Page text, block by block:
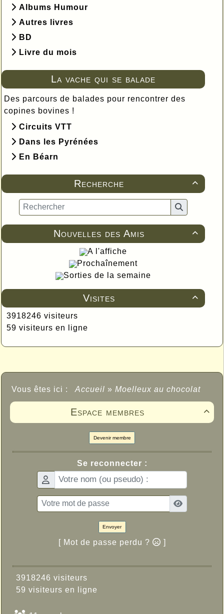
Albums Humour
Autres livres
BD
Livre du mois
La vache qui se balade
Des parcours de balades pour rencontrer des
copines bovines !
Circuits VTT
Dans les Pyrénées
En Béarn

Recherche

Nouvelles des Amis
A l'affiche
Prochaînement
Sorties de la semaine

Visites
3918246 visiteurs
59 visiteurs en ligne
Vous êtes ici : Accueil » Moelleux au chocolat

Espace membres
Devenir membre
Se reconnecter :
Envoyer
[ Mot de passe perdu ? ]
3918246 visiteurs
59 visiteurs en ligne